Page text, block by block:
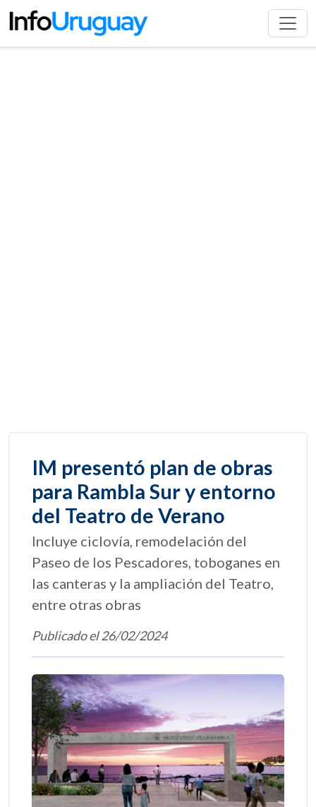
IM presentó plan de obras
para Rambla Sur y entorno
del Teatro de Verano
Incluye ciclovía, remodelación del
Paseo de los Pescadores, toboganes en
las canteras y la ampliación del Teatro,
entre otras obras
Publicado el 26/02/2024